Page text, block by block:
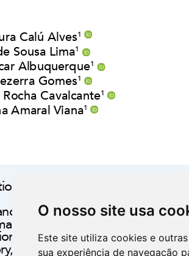
O nosso site usa
Este site utiliza cookies e
sua experiência de navegação